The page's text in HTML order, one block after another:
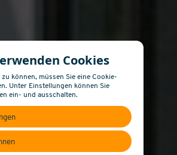
Cookies
können, müssen Sie eine Cookie-
Unter Einstellungen können Sie
ein- und ausschalten.